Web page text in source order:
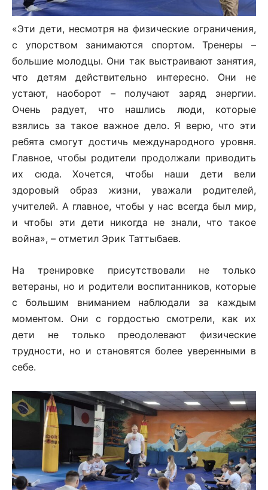
«Эти дети, несмотря на физические ограничения,
с упорством занимаются спортом. Тренеры –
большие молодцы. Они так выстраивают занятия,
что детям действительно интересно. Они не
устают, наоборот – получают заряд энергии.
Очень радует, что нашлись люди, которые
взялись за такое важное дело. Я верю, что эти
ребята смогут достичь международного уровня.
Главное, чтобы родители продолжали приводить
их сюда. Хочется, чтобы наши дети вели
здоровый образ жизни, уважали родителей,
учителей. А главное, чтобы у нас всегда был мир,
и чтобы эти дети никогда не знали, что такое
война», – отметил Эрик Таттыбаев.
На тренировке присутствовали не только
ветераны, но и родители воспитанников, которые
с большим вниманием наблюдали за каждым
моментом. Они с гордостью смотрели, как их
дети не только преодолевают физические
трудности, но и становятся более уверенными в
себе.